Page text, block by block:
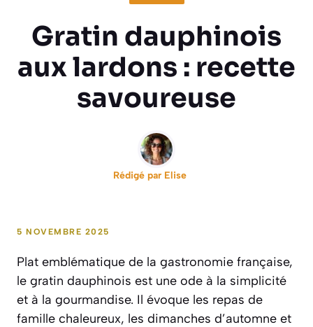
Gratin dauphinois
aux lardons : recette
savoureuse
Rédigé par Elise
5 NOVEMBRE 2025
Plat emblématique de la gastronomie française,
le gratin dauphinois est une ode à la simplicité
et à la gourmandise. Il évoque les repas de
famille chaleureux, les dimanches d’automne et